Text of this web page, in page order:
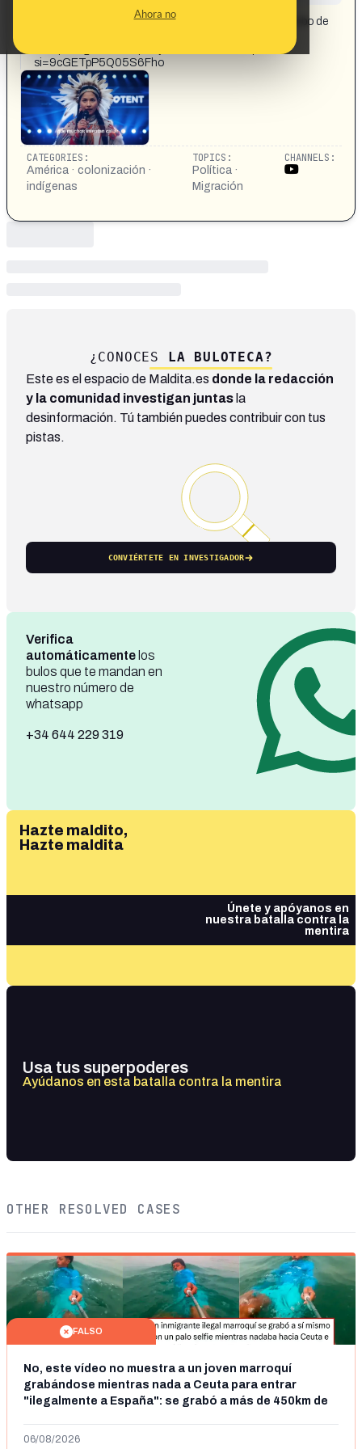
Ahora no
Una joven de 16 años nativa americana denuncia el robo de
si=9cGETpP5Q05S6Fho
CATEGORIES:
América · colonización ·
indígenas
TOPICS:
Política ·
Migración
CHANNELS:
¿CONOCES LA BULOTECA?
Este es el espacio de Maldita.es donde la redacción
y la comunidad investigan juntas la
desinformación. Tú también puedes contribuir con tus
pistas.
CONVIÉRTETE EN INVESTIGADOR
Verifica
automáticamente los
bulos que te mandan en
nuestro número de
whatsapp
+34 644 229 319
Hazte maldito,
Hazte maldita
Únete y apóyanos en
nuestra batalla contra la
mentira
Usa tus superpoderes
Ayúdanos en esta batalla contra la mentira
OTHER RESOLVED CASES
FALSO
No, este vídeo no muestra a un joven marroquí
grabándose mientras nada a Ceuta para entrar
"ilegalmente a España": se grabó a más de 450km de
06/08/2026